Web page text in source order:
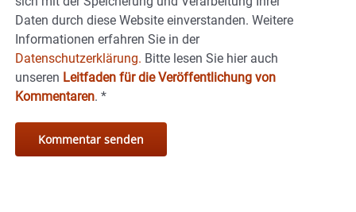
Daten durch diese Website einverstanden. Weitere
Informationen erfahren Sie in der
Datenschutzerklärung. Bitte lesen Sie hier auch
unseren Leitfaden für die Veröffentlichung von
Kommentaren. *